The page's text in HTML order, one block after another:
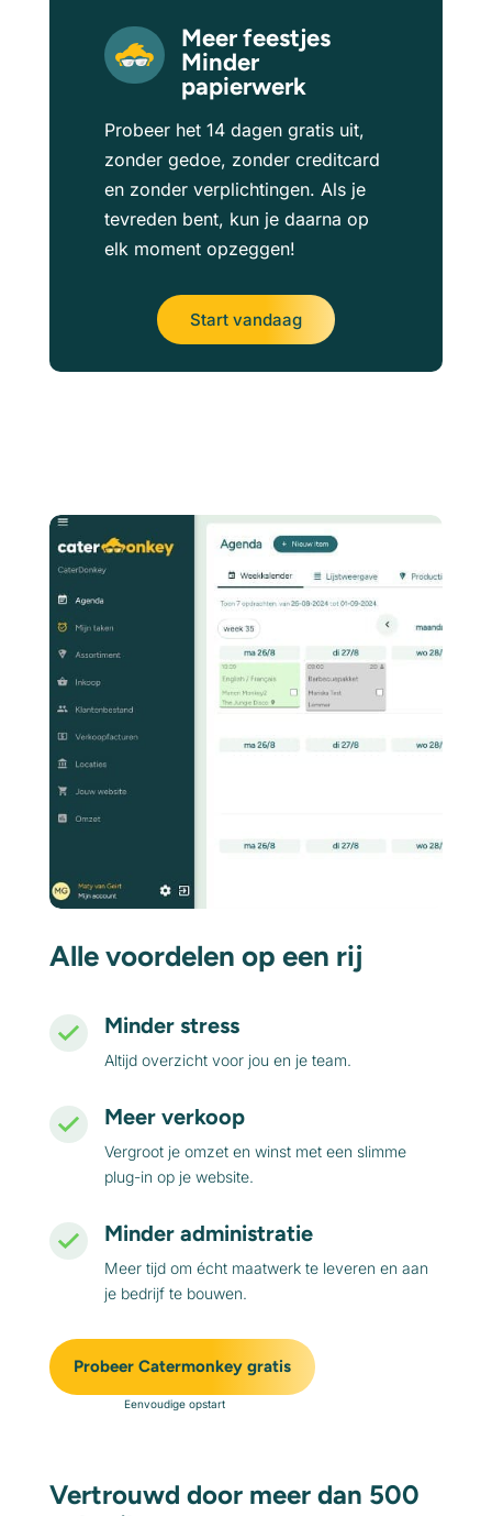
Meer feestjes
Minder
papierwerk
Probeer het 14 dagen gratis uit,
zonder gedoe, zonder creditcard
en zonder verplichtingen. Als je
tevreden bent, kun je daarna op
elk moment opzeggen!
Start vandaag
Alle voordelen op een rij
Minder stress
Altijd overzicht voor jou en je team.
Meer verkoop
Vergroot je omzet en winst met een slimme
plug-in op je website.
Minder administratie
Meer tijd om écht maatwerk te leveren en aan
je bedrijf te bouwen.
Probeer Catermonkey gratis
Eenvoudige opstart
Vertrouwd door meer dan 500